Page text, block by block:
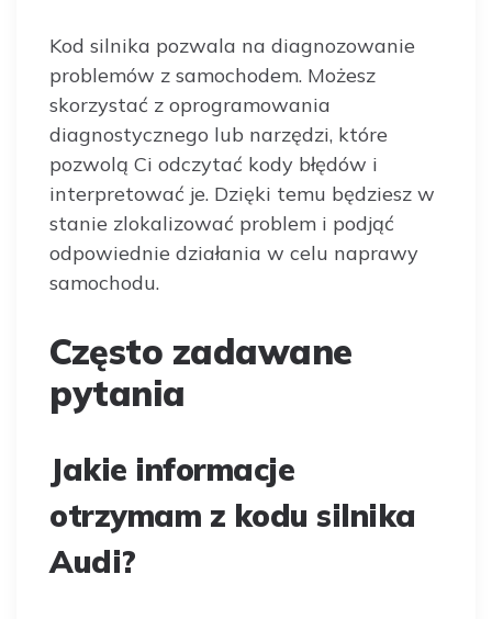
Kod silnika pozwala na diagnozowanie
problemów z samochodem. Możesz
skorzystać z oprogramowania
diagnostycznego lub narzędzi, które
pozwolą Ci odczytać kody błędów i
interpretować je. Dzięki temu będziesz w
stanie zlokalizować problem i podjąć
odpowiednie działania w celu naprawy
samochodu.
Często zadawane
pytania
Jakie informacje
otrzymam z kodu silnika
Audi?